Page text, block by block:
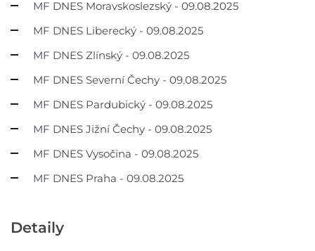
MF DNES Moravskoslezský - 09.08.2025
MF DNES Liberecký - 09.08.2025
MF DNES Zlínský - 09.08.2025
MF DNES Severní Čechy - 09.08.2025
MF DNES Pardubický - 09.08.2025
MF DNES Jižní Čechy - 09.08.2025
MF DNES Vysočina - 09.08.2025
MF DNES Praha - 09.08.2025
Detaily